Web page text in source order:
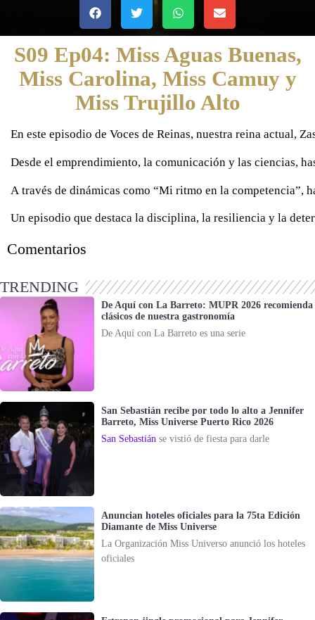
S09 Ep04: Miss Aguas Buenas,
Miss Carolina, Miss Camuy y
Miss Trujillo Alto
En este episodio de Voces de Reinas, nuestra reina
Desde el emprendimiento, la comunicación y las ciencias,
A través de dinámicas como “Mi ritmo en la competencia”,
Un episodio que destaca la disciplina, la resiliencia y la
Comentarios
TRENDING
De Aquí con La Barreto: MUPR 2026 recomienda
clásicos de nuestra gastronomía
De Aquí con La Barreto es una serie
San Sebastián recibe por todo lo alto a Jennifer
Barreto, Miss Universe Puerto Rico 2026
San Sebastián se vistió de fiesta para darle
Anuncian hoteles oficiales para la 75ta Edición
Diamante de Miss Universe
La Organización Miss Universo anunció los hoteles
oficiales